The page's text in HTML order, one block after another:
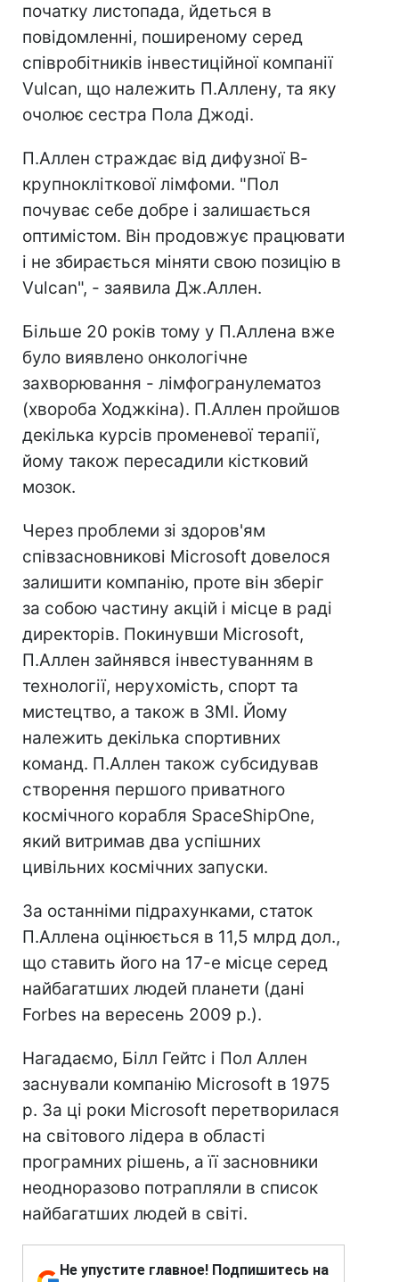
початку листопада, йдеться в
повідомленні, поширеному серед
співробітників інвестиційної компанії
Vulcan, що належить П.Аллену, та яку
очолює сестра Пола Джоді.
П.Аллен страждає від дифузної В-
крупнокліткової лімфоми. "Пол
почуває себе добре і залишається
оптимістом. Він продовжує працювати
і не збирається міняти свою позицію в
Vulcan", - заявила Дж.Аллен.
Більше 20 років тому у П.Аллена вже
було виявлено онкологічне
захворювання - лімфогранулематоз
(хвороба Ходжкіна). П.Аллен пройшов
декілька курсів променевої терапії,
йому також пересадили кістковий
мозок.
Через проблеми зі здоров'ям
співзасновникові Microsoft довелося
залишити компанію, проте він зберіг
за собою частину акцій і місце в раді
директорів. Покинувши Microsoft,
П.Аллен зайнявся інвестуванням в
технології, нерухомість, спорт та
мистецтво, а також в ЗМІ. Йому
належить декілька спортивних
команд. П.Аллен також субсидував
створення першого приватного
космічного корабля SpaceShipOne,
який витримав два успішних
цивільних космічних запуски.
За останніми підрахунками, статок
П.Аллена оцінюється в 11,5 млрд дол.,
що ставить його на 17-е місце серед
найбагатших людей планети (дані
Forbes на вересень 2009 р.).
Нагадаємо, Білл Гейтс і Пол Аллен
заснували компанію Microsoft в 1975
р. За ці роки Microsoft перетворилася
на світового лідера в області
програмних рішень, а її засновники
неодноразово потрапляли в список
найбагатших людей в світі.
Не упустите главное! Подпишитесь на